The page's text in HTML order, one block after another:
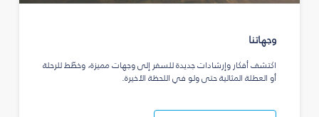
وجهاتنا
اكتشف أفكار وإرشادات جديدة للسفر إلى وجهات مميزة، وخطّط للرحلة
أو العطلة المثالية حتى ولو في اللحظة الأخيرة.